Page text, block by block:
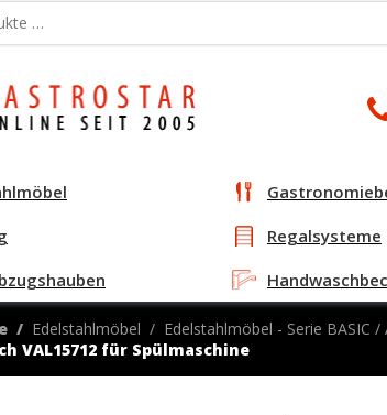
Regalsysteme
Edelstahlmöbel Edelstahlmöbel - Serie BASIC /
VAL15712 für Spülmaschine